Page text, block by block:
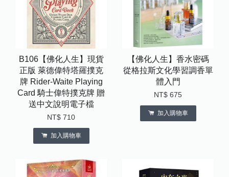
B106【佛化人生】現貨
正版 萊德偉特塔羅撲克
牌 Rider-Waite Playing
Card 騎士偉特撲克牌 贈
送中文說明電子檔
NT$ 710
加入購物車
【佛化人生】香水密碼
從格拉斯文化學習調香單
體入門
NT$ 675
加入購物車